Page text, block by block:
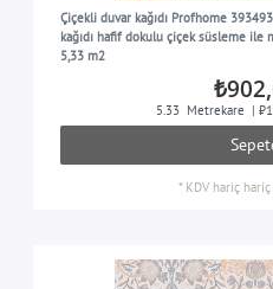
Çiçekli duvar kağıdı Profhome
kağıdı hafif dokulu çiçek süsleme ile
5,33 m2
5.33 Metrekare |
* KDV hariç hariç